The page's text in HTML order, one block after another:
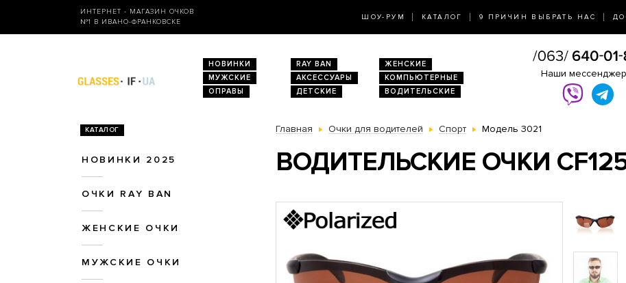
ИНТЕРНЕТ - МАГАЗИН ОЧКОВ
№1 В ИВАНО-ФРАНКОВСКЕ
ШОУ-РУМ КАТАЛОГ 9 ПРИЧИН ВЫБРАТЬ НАС
НОВИНКИ RAY BAN
ЖЕНСКИЕ
МУЖСКИЕ
АКСЕССУАРЫ
КОМПЬЮТЕРНЫЕ
ОПРАВЫ
ДЕТСКИЕ ВОДИТЕЛЬСКИЕ
Наши
КАТАЛОГ
НОВИНКИ 2025
ОЧКИ RAY BAN
ЖЕНСКИЕ ОЧКИ
МУЖСКИЕ ОЧКИ
Главная Очки для водителей Спорт Модель 3021
ВОДИТЕЛЬСКИЕ ОЧКИ